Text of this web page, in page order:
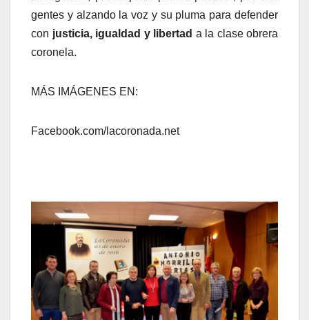
gentes y alzando la voz y su pluma para defender
con justicia, igualdad y libertad a la clase obrera
coronela.
MÁS IMÁGENES EN:
Facebook.com/lacoronada.net